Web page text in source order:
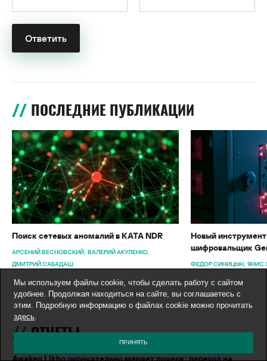
ПОСЛЕДНИЕ ПУБЛИКАЦИИ
Поиск сетевых аномалий в KATA NDR
АРСЕНИЙ ВЕСНОВСКИЙ ВАЛЕРИЙ АКУЛЕНКО
ДМИТРИЙ САБАДАШ
Новый
шифровальщик
ФЕДОР СИНИЦЫН ЯНИС
ОТЧЕТЫ
Awaken Likho окончательно меняет почерк: переход на
Мы используем файлы cookie, чтобы сделать работу с сайтом
удобнее. Продолжая находиться на сайте, вы соглашаетесь с
этим. Подробную информацию о файлах cookie можно прочитать
здесь.
ПРИНЯТЬ